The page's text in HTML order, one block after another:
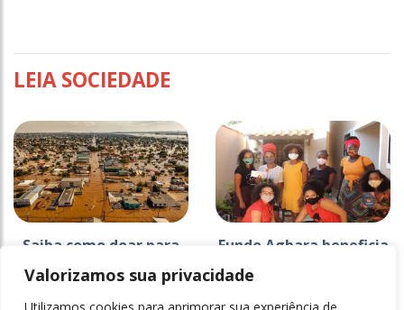
Valorizamos sua privacidade
LEIA SOCIEDADE
Saiba como doar para
educacionais do Rio
Fundo Agbara beneficia
indígenas em Campinas